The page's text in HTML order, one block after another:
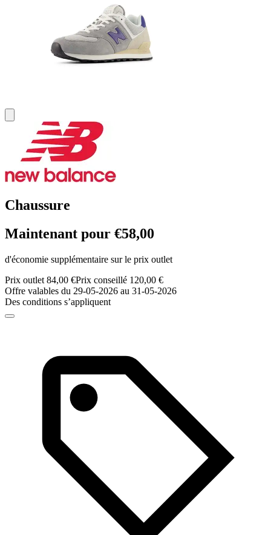
Chaussure
Maintenant pour €58,00
d'économie supplémentaire sur le prix outlet
Prix outlet 84,00 €Prix conseillé 120,00 €
Offre valables du 29-05-2026 au 31-05-2026
Des conditions s’appliquent